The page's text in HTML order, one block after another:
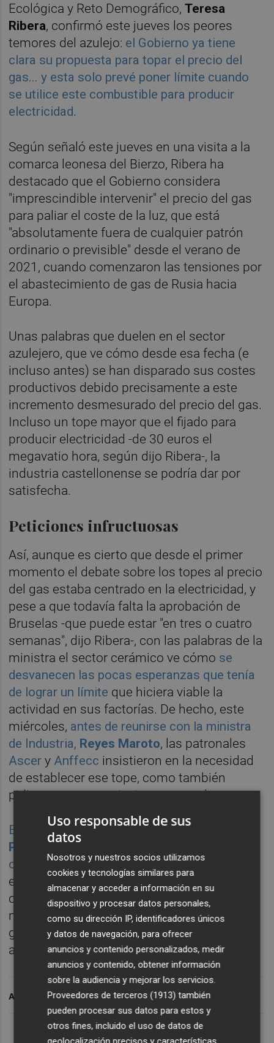
Ecológica y Reto Demográfico,Teresa
Ribera, confirmó este jueves los peores
temores del azulejo: el Gobierno ya tiene
clara su propuesta para topar el precio del
gas... y esta solo prevé poner límite cuando
se utilice este combustible para producir
electricidad.
Según señaló este jueves en una visita a la
comarca leonesa del Bierzo, Ribera ha
destacado que el Gobierno considera
"imprescindible intervenir" el precio del gas
para paliar el coste de la luz, que está
"absolutamente fuera de cualquier patrón
ordinario o previsible" desde el verano de
2021, cuando comenzaron las tensiones por
el abastecimiento de gas de Rusia hacia
Europa.
Unas palabras que duelen en el sector
azulejero, que ve cómo desde esa fecha (e
incluso antes) se han disparado sus costes
productivos debido precisamente a este
incremento desmesurado del precio del gas.
Incluso un tope mayor que el fijado para
producir electricidad -de 30 euros el
megavatio hora, según dijo Ribera-, la
industria castellonense se podría dar por
satisfecha.
Peticiones infructuosas
Así, aunque es cierto que desde el primer
momento el debate sobre los topes al precio
del gas estaba centrado en la electricidad, y
pese a que todavía falta la aprobación de
Bruselas -que puede estar "en tres o cuatro
semanas", dijo Ribera-, con las palabras de la
ministra el sector cerámico ve cómo se
desvanecen las pocas esperanzas que tenía
de lograr un límite que hiciera viable la
actividad en sus factorías. De hecho, este
miércoles, antes de reunirse con la ministra
de Industria, Reyes Maroto, las patronales
Ascer y Anffecc insistieron en la necesidad
de establecer ese tope, como también
pidieron otras asociaciones estatales.
El mismo presidente de la Generalitat,
Puig
, así lo ha pedido en reiteradas
ocasiones, pero sus palabras no han tenido
efecto. En sus demandas, las patronales
castellonenses insisten últimamente en la
necesidad de eliminar los peajes
gubernamentales al gas. Habrá que ver si se
actúa en este sentido.
ARCHIVADO EN
Uso responsable de sus
datos
Nosotros y nuestros socios utilizamos
cookies y tecnologías similares para
almacenar y acceder a información en su
dispositivo y procesar datos personales,
como su dirección IP, identificadores únicos
y datos de navegación, para ofrecer
anuncios y contenido personalizados, medir
anuncios y contenido, obtener información
sobre la audiencia y mejorar los servicios.
Proveedores de terceros (1913) también
pueden procesar sus datos para estos y
otros fines, incluido el uso de datos de